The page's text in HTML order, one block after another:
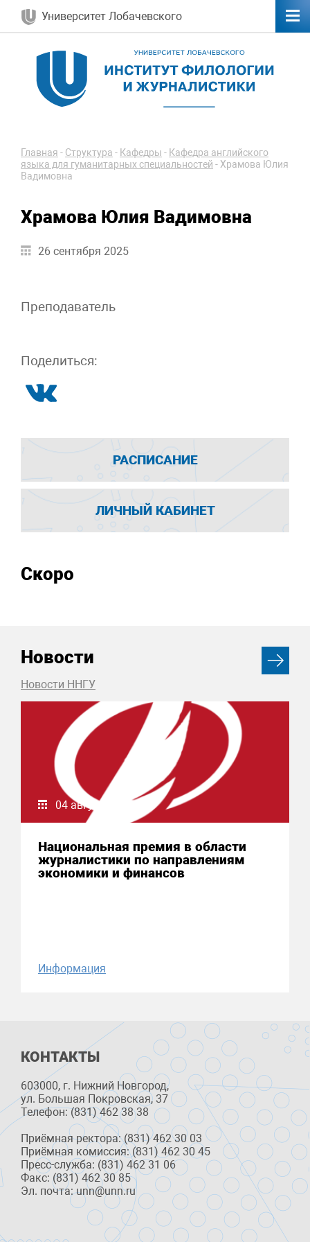
Университет Лобачевского
Главная - Структура - Кафедры - Кафедра английского
языка для гуманитарных специальностей - Храмова Юлия
Вадимовна
Храмова Юлия Вадимовна
26 сентября 2025
Преподаватель
Поделиться:
РАСПИСАНИЕ
ЛИЧНЫЙ КАБИНЕТ
Скоро
Новости
Новости ННГУ
04 августа 2026
Национальная премия в области
журналистики по направлениям
экономики и финансов
Информация
КОНТАКТЫ
603000, г. Нижний Новгород,
ул. Большая Покровская, 37
Телефон: (831) 462 38 38
Приёмная ректора: (831) 462 30 03
Приёмная комиссия: (831) 462 30 45
Пресс-служба: (831) 462 31 06
Факс: (831) 462 30 85
Эл. почта: unn@unn.ru